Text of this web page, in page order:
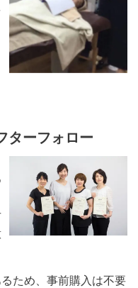
ターフォロー
ため、事前購入は不要